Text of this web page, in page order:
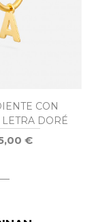
CON
DORÉ
€